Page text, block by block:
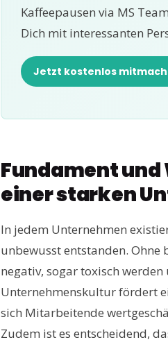
Kaffeepausen via MS
Dich mit interessanten
Jetzt kostenlos
Fundament und
einer starken
In jedem Unternehmen
unbewusst entstanden. Ohne
negativ, sogar toxisch
Unternehmenskultur fördert
sich Mitarbeitende
Zudem ist es entscheidend,